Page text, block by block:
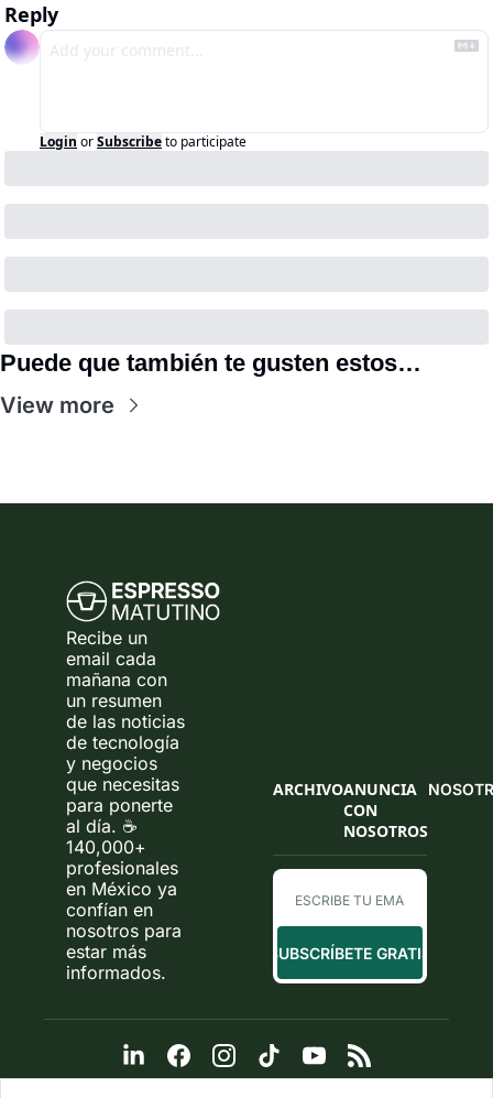
Reply
Login orSubscribeto participate
Puede que también te gusten estos…
View more
Recibe un
email cada
mañana con
un resumen
de las noticias
de tecnología
y negocios
que necesitas
para ponerte
al día. ☕
140,000+
profesionales
en México ya
confían en
nosotros para
estar más
informados.
ARCHIVOANUNCIA
CON
NOSOTROS
SUBSCRÍBETE GRATIS